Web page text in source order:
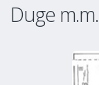
Duge m.m.